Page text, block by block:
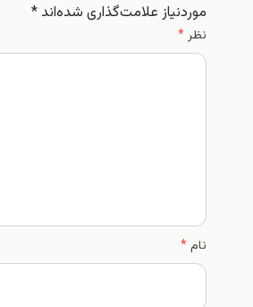
موردنیاز علامت‌گذاری شده‌اند*
نظر*
نام*